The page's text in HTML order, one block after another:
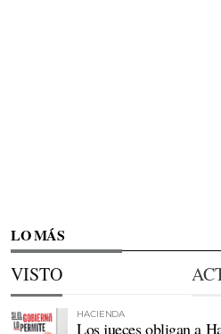
LO MÁS
VISTO
HACIENDA
Los jueces obligan a